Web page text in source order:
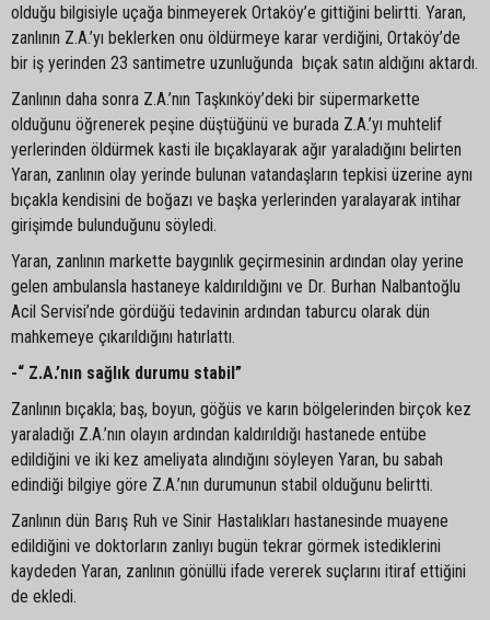
olduğu bilgisiyle uçağa binmeyerek Ortaköy’e gittiğini belirtti. Yaran,
zanlının Z.A.’yı beklerken onu öldürmeye karar verdiğini, Ortaköy’de
bir iş yerinden 23 santimetre uzunluğunda bıçak satın aldığını aktardı.
Zanlının daha sonra Z.A.’nın Taşkınköy’deki bir süpermarkette
olduğunu öğrenerek peşine düştüğünü ve burada Z.A.’yı muhtelif
yerlerinden öldürmek kasti ile bıçaklayarak ağır yaraladığını belirten
Yaran, zanlının olay yerinde bulunan vatandaşların tepkisi üzerine aynı
bıçakla kendisini de boğazı ve başka yerlerinden yaralayarak intihar
girişimde bulunduğunu söyledi.
Yaran, zanlının markette baygınlık geçirmesinin ardından olay yerine
gelen ambulansla hastaneye kaldırıldığını ve Dr. Burhan Nalbantoğlu
Acil Servisi’nde gördüğü tedavinin ardından taburcu olarak dün
mahkemeye çıkarıldığını hatırlattı.
-“ Z.A.’nın sağlık durumu stabil”
Zanlının bıçakla; baş, boyun, göğüs ve karın bölgelerinden birçok kez
yaraladığı Z.A.’nın olayın ardından kaldırıldığı hastanede entübe
edildiğini ve iki kez ameliyata alındığını söyleyen Yaran, bu sabah
edindiği bilgiye göre Z.A.’nın durumunun stabil olduğunu belirtti.
Zanlının dün Barış Ruh ve Sinir Hastalıkları hastanesinde muayene
edildiğini ve doktorların zanlıyı bugün tekrar görmek istediklerini
kaydeden Yaran, zanlının gönüllü ifade vererek suçlarını itiraf ettiğini
de ekledi.